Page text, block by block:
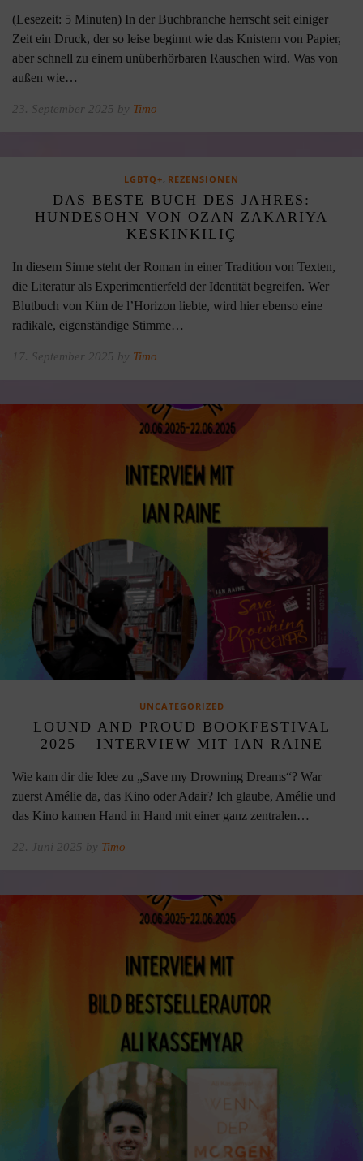
(Lesezeit: 5 Minuten) In der Buchbranche herrscht seit einiger
Zeit ein Druck, der so leise beginnt wie das Knistern von Papier,
aber schnell zu einem unüberhörbaren Rauschen wird. Was von
außen wie…
23. September 2025 by Timo
LGBTQ+, REZENSIONEN
DAS BESTE BUCH DES JAHRES:
HUNDESOHN VON OZAN ZAKARIYA
KESKINKILIÇ
In diesem Sinne steht der Roman in einer Tradition von Texten,
die Literatur als Experimentierfeld der Identität begreifen. Wer
Blutbuch von Kim de l’Horizon liebte, wird hier ebenso eine
radikale, eigenständige Stimme…
17. September 2025 by Timo
UNCATEGORIZED
LOUND AND PROUD BOOKFESTIVAL
2025 – INTERVIEW MIT IAN RAINE
Wie kam dir die Idee zu „Save my Drowning Dreams“? War
zuerst Amélie da, das Kino oder Adair? Ich glaube, Amélie und
das Kino kamen Hand in Hand mit einer ganz zentralen…
22. Juni 2025 by Timo